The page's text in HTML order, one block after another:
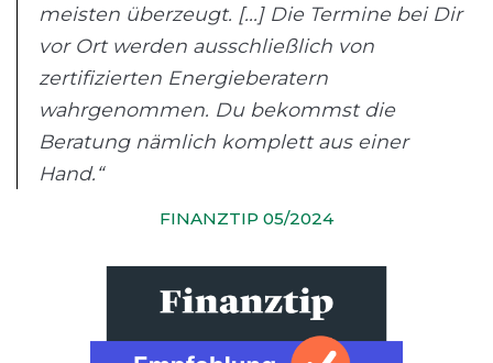
meisten überzeugt. [...] Die Termine bei Dir
vor Ort werden ausschließlich von
zertifizierten Energieberatern
wahrgenommen. Du bekommst die
Beratung nämlich komplett aus einer
Hand.“
FINANZTIP 05/2024